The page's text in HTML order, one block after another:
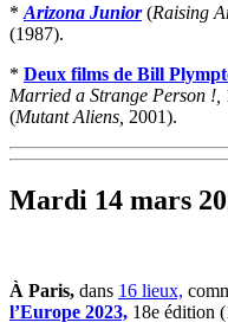
* Arizona Junior(Raising
(1987).
* Deux films de Bill
Married a Strange Person !,
(Mutant Aliens, 2001).
Mardi 14 mars
À Paris, dans 16 lieux,
l’Europe 2023, 18e édition